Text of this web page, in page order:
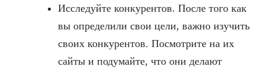
Исследуйте конкурентов. После того как
вы определили свои цели, важно изучить
своих конкурентов. Посмотрите на их
сайты и подумайте, что они делают